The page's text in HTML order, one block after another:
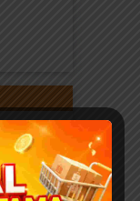
Pedang
tidak cukup